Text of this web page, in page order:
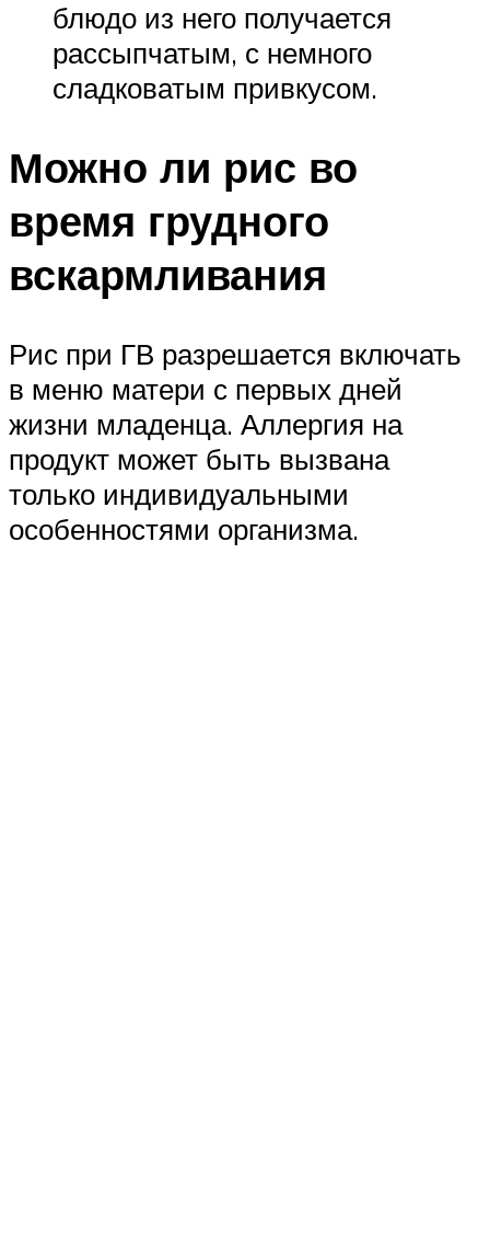
блюдо из него получается
рассыпчатым, с немного
сладковатым привкусом.
Можно ли рис во
время грудного
вскармливания
Рис при ГВ разрешается включать
в меню матери с первых дней
жизни младенца. Аллергия на
продукт может быть вызвана
только индивидуальными
особенностями организма.